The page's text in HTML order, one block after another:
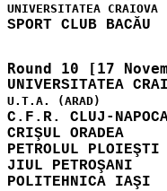
UNIVERSITATEA
U.T.A. (ARAD)
C.F.R. CLUJ-
CRIŞUL
PETROLUL
JIUL
POLITEHNICA